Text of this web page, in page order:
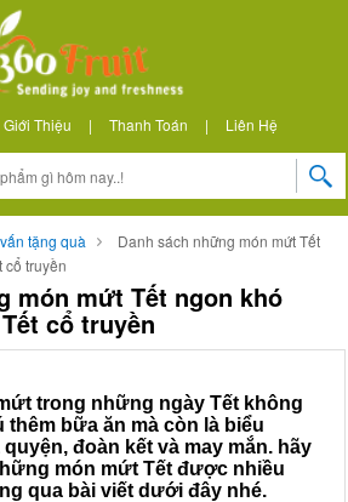
Giới Thiệu | Thanh Toán | Liên Hệ
tặng quà
Danh sách những món mứt Tết
cổ truyền
món mứt Tết ngon khó
cổ truyền
trong những ngày Tết không
thêm bữa ăn mà còn là biểu
đoàn kết và may mắn. hãy
món mứt Tết được nhiều
qua bài viết dưới đây nhé.